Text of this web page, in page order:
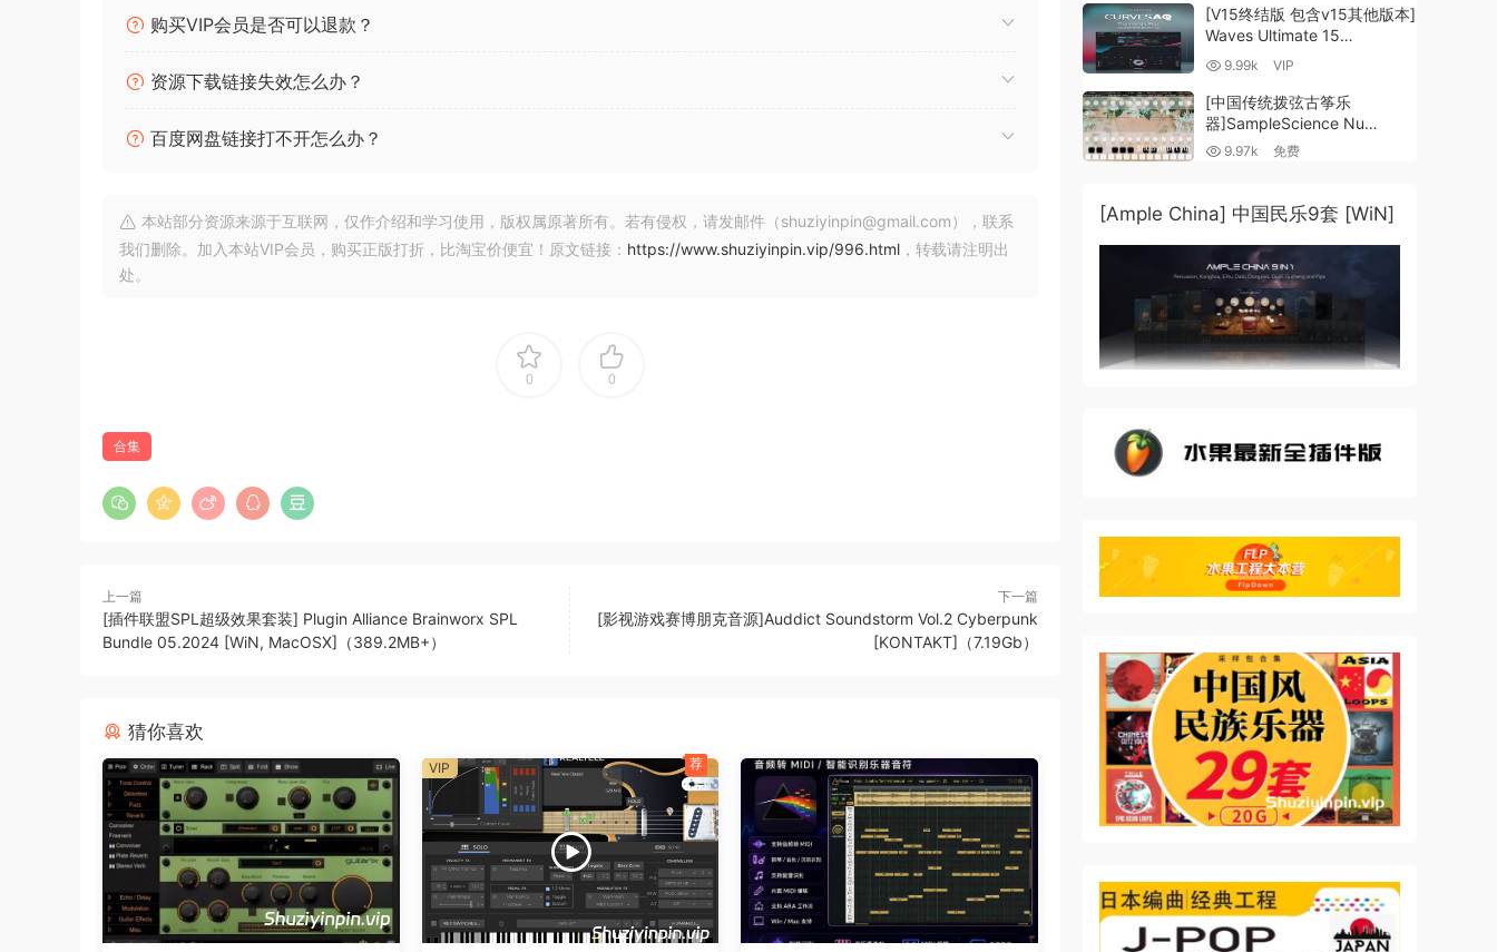
购买VIP会员是否可以退款？
资源下载链接失效怎么办？
百度网盘链接打不开怎么办？
本站部分资源来源于互联网，仅作介绍和学习使用，版权属原著所有。若有侵权，请发邮件（shuziyinpin@gmail.com），联系
我们删除。加入本站VIP会员，购买正版打折，比淘宝价便宜！原文链接： https://www.shuziyinpin.vip/996.html ，转载请注明出
处。
0 0
合集
上一篇
[插件联盟SPL超级效果套装] Plugin Alliance Brainworx SPL
Bundle 05.2024 [WiN, MacOSX]（389.2MB+）
下一篇
[影视游戏赛博朋克音源]Auddict Soundstorm Vol.2 Cyberpunk
[KONTAKT]（7.19Gb）
猜你喜欢
VIP 荐
MacOSX]（80.48GB+）
[V15终结版 包含v15其他版本]
Waves Ultimate 15
v25.05.27+一键安装版+安装
MacOSX]
（4.1GB+10.2GB+9.6GB）
9.99k VIP
[中国传统拨弦古筝乐
器]SampleScience Nu
Guzheng v2.0 x64 VST
9.97k 免费
[Ample China] 中国民乐9套 [WiN]